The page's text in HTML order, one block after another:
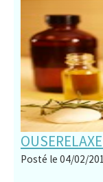
Posté le 04/02/